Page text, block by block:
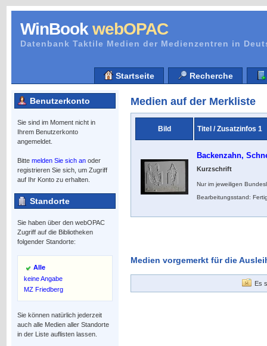
WinBook webOPAC
Datenbank Taktile Medien der Medienzentren in
Startseite Recherche
Benutzerkonto
Sie sind im Moment nicht in
Ihrem Benutzerkonto
angemeldet.
Bitte melden Sie sich an oder
registrieren Sie sich, um Zugriff
auf Ihr Konto zu erhalten.
Standorte
Sie haben über den webOPAC
Zugriff auf die Bibliotheken
folgender Standorte:
Alle
keine Angabe
MZ Friedberg
Sie können natürlich jederzeit
auch alle Medien aller Standorte
in der Liste auflisten lassen.
Medien auf der Merkliste
Bild Titel / Zusatzinfos 1
Backenzahn,
Kurzschrift
Nur im jeweiligen
Bearbeitungsstand:
Medien vorgemerkt für die
Es